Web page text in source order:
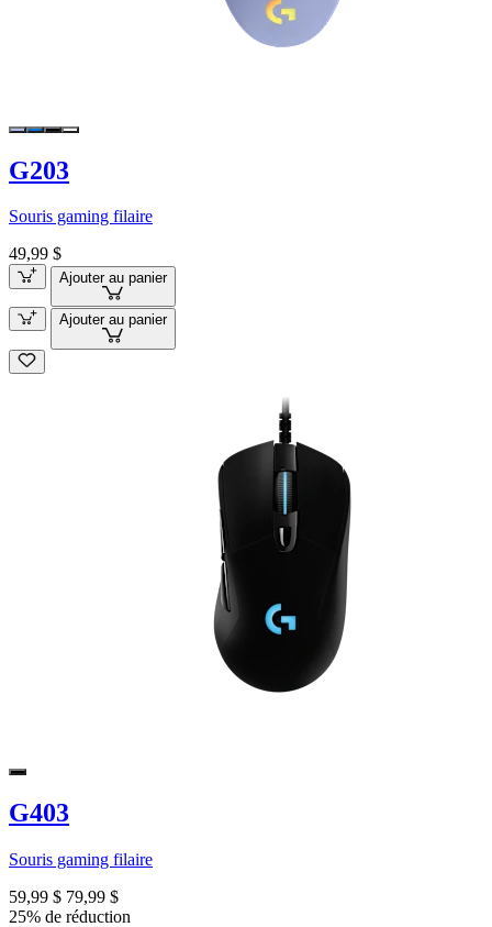
G203
Souris gaming filaire
49,99 $
Ajouter au panier
Ajouter au panier
G403
Souris gaming filaire
59,99 $ 79,99 $
25% de réduction